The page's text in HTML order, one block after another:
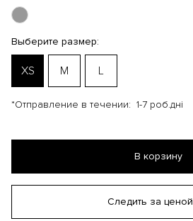
Выберите размер:
XS M L
*Отправление в течении: 1-7 роб.дні
В корзину
Следить за ценой